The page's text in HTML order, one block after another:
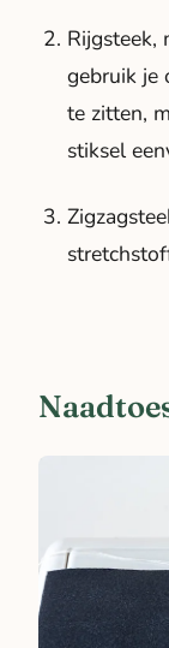
Rijgsteek,
gebruik je
te zitten,
stiksel